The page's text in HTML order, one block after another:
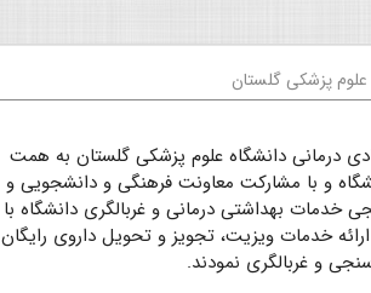
علوم پزشکی گلستان
درمانی دانشگاه علوم پزشکی گلستان به همت
و با مشارکت معاونت فرهنگی و دانشجویی و
خدمات بهداشتی درمانی و غربالگری دانشگاه با
خدمات ویزیت، تجویز و تحویل داروی رایگان
و غربالگری نمودند.